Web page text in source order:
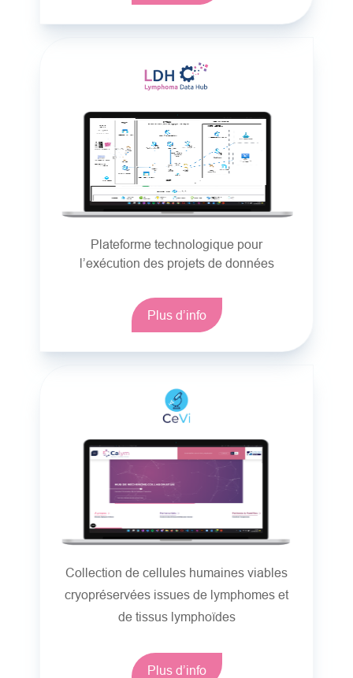
Plateforme technologique pour
l’exécution des projets de données
Plus d’info
Collection de cellules humaines viables
cryopréservées issues de lymphomes et
de tissus lymphoïdes
Plus d’info